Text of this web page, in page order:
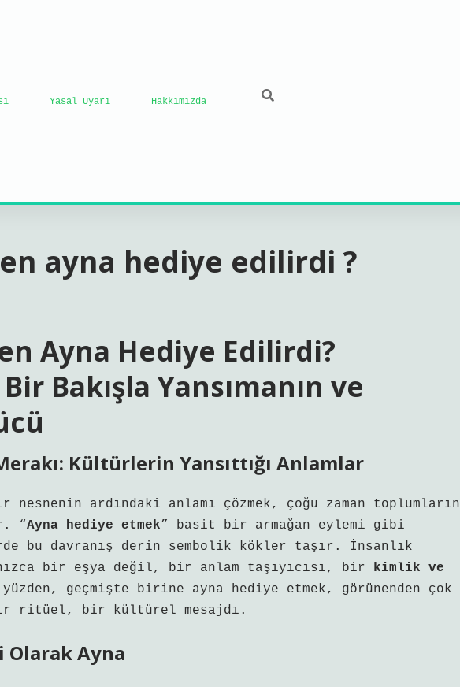
Yasal Uyarı Hakkımızda
ayna hediye edilirdi ?
Ayna Hediye Edilirdi?
Bakışla Yansımanın ve
Kültürlerin Yansıttığı Anlamlar
ardındaki anlamı çözmek, çoğu zaman toplumların
“Ayna hediye etmek” basit bir armağan eylemi gibi
bu davranış derin sembolik kökler taşır. İnsanlık
bir eşya değil, bir anlam taşıyıcısı, bir kimlik ve
geçmişte birine ayna hediye etmek, görünenden çok
ritüel, bir kültürel mesajdı.
Ayna